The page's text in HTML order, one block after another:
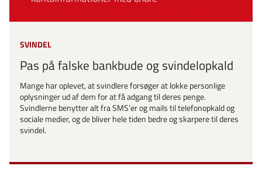
SVINDEL
Pas på falske bankbude og svindelopkald
Mange har oplevet, at svindlere forsøger at lokke personlige
oplysninger ud af dem for at få adgang til deres penge.
Svindlerne benytter alt fra SMS’er og mails til telefonopkald og
sociale medier, og de bliver hele tiden bedre og skarpere til deres
svindel.